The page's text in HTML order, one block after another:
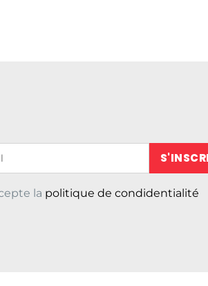
de messagerie (obligatoire)
la politique de condidentialité